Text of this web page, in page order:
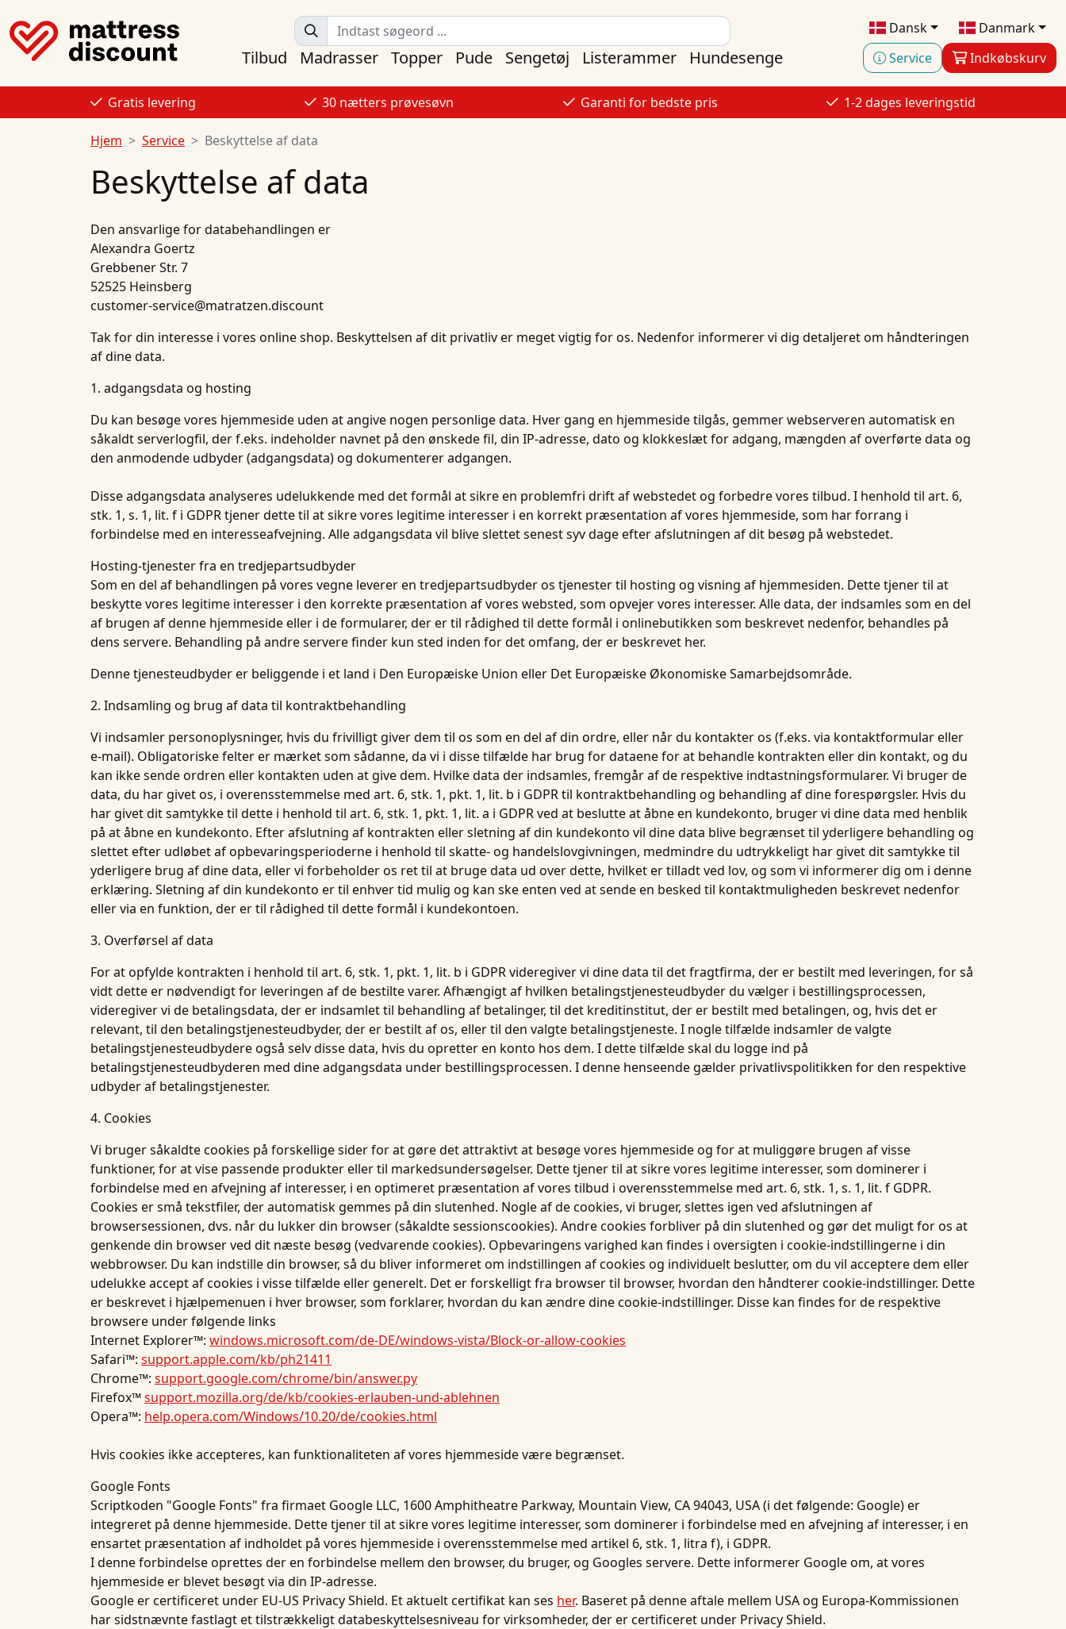
Dansk
Danmark
Service
Indkøbskurv
Tilbud Madrasser Topper Pude Sengetøj Listerammer Hundesenge
Gratis levering 30 nætters prøvesøvn Garanti for bedste pris 1-2 dages leveringstid
Hjem Service Beskyttelse af data
Beskyttelse af data
Den ansvarlige for databehandlingen er
Alexandra Goertz
Grebbener Str. 7
52525 Heinsberg
customer-service@matratzen.discount
Tak for din interesse i vores online shop. Beskyttelsen af dit privatliv er meget vigtig for os. Nedenfor informerer vi dig detaljeret om håndteringen
af dine data.
1. adgangsdata og hosting
Du kan besøge vores hjemmeside uden at angive nogen personlige data. Hver gang en hjemmeside tilgås, gemmer webserveren automatisk en
såkaldt serverlogfil, der f.eks. indeholder navnet på den ønskede fil, din IP-adresse, dato og klokkeslæt for adgang, mængden af overførte data og
den anmodende udbyder (adgangsdata) og dokumenterer adgangen.
Disse adgangsdata analyseres udelukkende med det formål at sikre en problemfri drift af webstedet og forbedre vores tilbud. I henhold til art. 6,
stk. 1, s. 1, lit. f i GDPR tjener dette til at sikre vores legitime interesser i en korrekt præsentation af vores hjemmeside, som har forrang i
forbindelse med en interesseafvejning. Alle adgangsdata vil blive slettet senest syv dage efter afslutningen af dit besøg på webstedet.
Hosting-tjenester fra en tredjepartsudbyder
Som en del af behandlingen på vores vegne leverer en tredjepartsudbyder os tjenester til hosting og visning af hjemmesiden. Dette tjener til at
beskytte vores legitime interesser i den korrekte præsentation af vores websted, som opvejer vores interesser. Alle data, der indsamles som en del
af brugen af denne hjemmeside eller i de formularer, der er til rådighed til dette formål i onlinebutikken som beskrevet nedenfor, behandles på
dens servere. Behandling på andre servere finder kun sted inden for det omfang, der er beskrevet her.
Denne tjenesteudbyder er beliggende i et land i Den Europæiske Union eller Det Europæiske Økonomiske Samarbejdsområde.
2. Indsamling og brug af data til kontraktbehandling
Vi indsamler personoplysninger, hvis du frivilligt giver dem til os som en del af din ordre, eller når du kontakter os (f.eks. via kontaktformular eller
e-mail). Obligatoriske felter er mærket som sådanne, da vi i disse tilfælde har brug for dataene for at behandle kontrakten eller din kontakt, og du
kan ikke sende ordren eller kontakten uden at give dem. Hvilke data der indsamles, fremgår af de respektive indtastningsformularer. Vi bruger de
data, du har givet os, i overensstemmelse med art. 6, stk. 1, pkt. 1, lit. b i GDPR til kontraktbehandling og behandling af dine forespørgsler. Hvis du
har givet dit samtykke til dette i henhold til art. 6, stk. 1, pkt. 1, lit. a i GDPR ved at beslutte at åbne en kundekonto, bruger vi dine data med henblik
på at åbne en kundekonto. Efter afslutning af kontrakten eller sletning af din kundekonto vil dine data blive begrænset til yderligere behandling og
slettet efter udløbet af opbevaringsperioderne i henhold til skatte- og handelslovgivningen, medmindre du udtrykkeligt har givet dit samtykke til
yderligere brug af dine data, eller vi forbeholder os ret til at bruge data ud over dette, hvilket er tilladt ved lov, og som vi informerer dig om i denne
erklæring. Sletning af din kundekonto er til enhver tid mulig og kan ske enten ved at sende en besked til kontaktmuligheden beskrevet nedenfor
eller via en funktion, der er til rådighed til dette formål i kundekontoen.
3. Overførsel af data
For at opfylde kontrakten i henhold til art. 6, stk. 1, pkt. 1, lit. b i GDPR videregiver vi dine data til det fragtfirma, der er bestilt med leveringen, for så
vidt dette er nødvendigt for leveringen af de bestilte varer. Afhængigt af hvilken betalingstjenesteudbyder du vælger i bestillingsprocessen,
videregiver vi de betalingsdata, der er indsamlet til behandling af betalinger, til det kreditinstitut, der er bestilt med betalingen, og, hvis det er
relevant, til den betalingstjenesteudbyder, der er bestilt af os, eller til den valgte betalingstjeneste. I nogle tilfælde indsamler de valgte
betalingstjenesteudbydere også selv disse data, hvis du opretter en konto hos dem. I dette tilfælde skal du logge ind på
betalingstjenesteudbyderen med dine adgangsdata under bestillingsprocessen. I denne henseende gælder privatlivspolitikken for den respektive
udbyder af betalingstjenester.
4. Cookies
Vi bruger såkaldte cookies på forskellige sider for at gøre det attraktivt at besøge vores hjemmeside og for at muliggøre brugen af visse
funktioner, for at vise passende produkter eller til markedsundersøgelser. Dette tjener til at sikre vores legitime interesser, som dominerer i
forbindelse med en afvejning af interesser, i en optimeret præsentation af vores tilbud i overensstemmelse med art. 6, stk. 1, s. 1, lit. f GDPR.
Cookies er små tekstfiler, der automatisk gemmes på din slutenhed. Nogle af de cookies, vi bruger, slettes igen ved afslutningen af
browsersessionen, dvs. når du lukker din browser (såkaldte sessionscookies). Andre cookies forbliver på din slutenhed og gør det muligt for os at
genkende din browser ved dit næste besøg (vedvarende cookies). Opbevaringens varighed kan findes i oversigten i cookie-indstillingerne i din
webbrowser. Du kan indstille din browser, så du bliver informeret om indstillingen af cookies og individuelt beslutter, om du vil acceptere dem eller
udelukke accept af cookies i visse tilfælde eller generelt. Det er forskelligt fra browser til browser, hvordan den håndterer cookie-indstillinger. Dette
er beskrevet i hjælpemenuen i hver browser, som forklarer, hvordan du kan ændre dine cookie-indstillinger. Disse kan findes for de respektive
browsere under følgende links
Internet Explorer™: windows.microsoft.com/de-DE/windows-vista/Block-or-allow-cookies
Safari™: support.apple.com/kb/ph21411
Chrome™: support.google.com/chrome/bin/answer.py
Firefox™support.mozilla.org/de/kb/cookies-erlauben-und-ablehnen
Opera™: help.opera.com/Windows/10.20/de/cookies.html
Hvis cookies ikke accepteres, kan funktionaliteten af vores hjemmeside være begrænset.
Google Fonts
Scriptkoden "Google Fonts" fra firmaet Google LLC, 1600 Amphitheatre Parkway, Mountain View, CA 94043, USA (i det følgende: Google) er
integreret på denne hjemmeside. Dette tjener til at sikre vores legitime interesser, som dominerer i forbindelse med en afvejning af interesser, i en
ensartet præsentation af indholdet på vores hjemmeside i overensstemmelse med artikel 6, stk. 1, litra f), i GDPR.
I denne forbindelse oprettes der en forbindelse mellem den browser, du bruger, og Googles servere. Dette informerer Google om, at vores
hjemmeside er blevet besøgt via din IP-adresse.
Google er certificeret under EU-US Privacy Shield. Et aktuelt certifikat kan ses her. Baseret på denne aftale mellem USA og Europa-Kommissionen
har sidstnævnte fastlagt et tilstrækkeligt databeskyttelsesniveau for virksomheder, der er certificeret under Privacy Shield.